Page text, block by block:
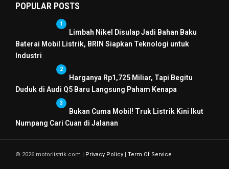
POPULAR POSTS
1
Limbah Nikel Disulap Jadi Bahan Baku
Baterai Mobil Listrik, BRIN Siapkan Teknologi untuk
Industri
2
Harganya Rp1,725 Miliar, Tapi Begitu
Duduk di Audi Q5 Baru Langsung Paham Kenapa
3
Bukan Cuma Mobil! Truk Listrik Kini Ikut
Numpang Cari Cuan di Jalanan
© 2026 motorlistrik.com | Privacy Policy | Term Of Service